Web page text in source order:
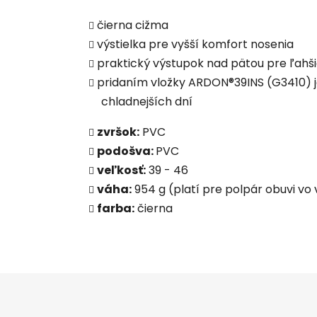
čierna cižma
výstielka pre vyšší komfort nosenia
praktický výstupok nad pätou pre
pridaním vložky ARDON®39INS
chladnejších dní
zvršok: PVC
podošva:PVC
veľkosť:39 - 46
váha:954 g (platí pre polpár obuvi vo
farba:čierna